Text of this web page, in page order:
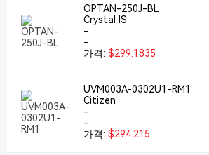
OPTAN-250J-BL
Crystal IS
-
-
가격: $299.1835
UVM003A-0302U1-RM1
Citizen
-
-
가격: $294.215